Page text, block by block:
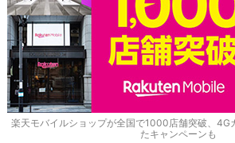
楽天モバイルショップが全国で1000店舗突破、4G
たキャンペーンも